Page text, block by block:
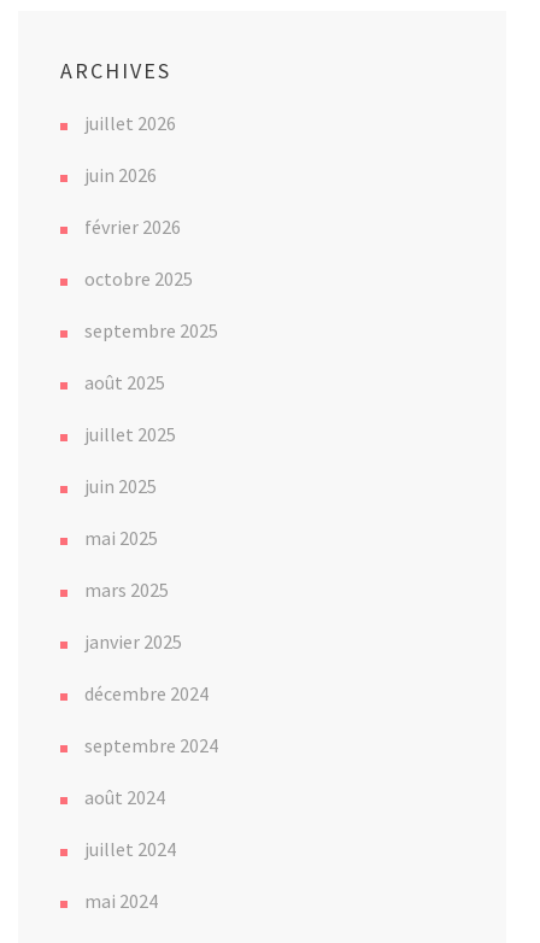
ARCHIVES
juillet 2026
juin 2026
février 2026
octobre 2025
septembre 2025
août 2025
juillet 2025
juin 2025
mai 2025
mars 2025
janvier 2025
décembre 2024
septembre 2024
août 2024
juillet 2024
mai 2024